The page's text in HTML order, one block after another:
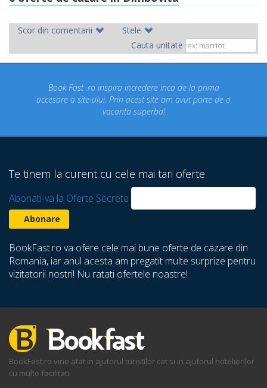
Scor din comentarii
Stele
Cauta unitate
Fast .ro inspira incredere inca de la prima
a site-ului. Prin acest site am avut parte de o
vacanta superba!
Te tinem la curent cu cele mai tari oferte
Abonati-va la Oferte Secrete
BookFast.ro va ofere cele mai bune oferte de cazare din
Romania, iar anul acesta am pregatit multe surprize pentru
vizitatorii nostri! Nu ratati ofertele noastre!
BookFast.ro vine atat in ajutorul turistilor cat si in ajutorul hotelierilor
cu multe facilitati: